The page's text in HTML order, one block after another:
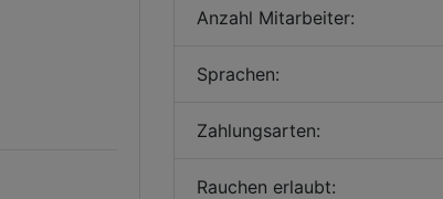
Anzahl Mitarbeiter:
Sprachen:
Zahlungsarten:
Rauchen erlaubt: